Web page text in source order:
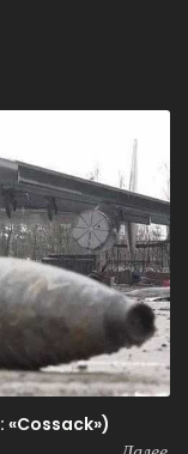
«Cossack»)